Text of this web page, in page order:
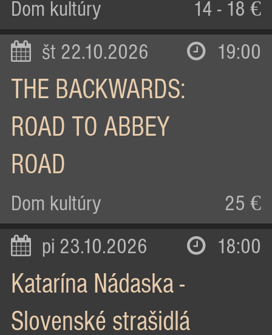
Dom kultúry 14 - 18 €
št 22.10.2026 19:00
THE BACKWARDS:
ROAD TO ABBEY
ROAD
Dom kultúry 25 €
pi 23.10.2026 18:00
Katarína Nádaska -
Slovenské strašidlá